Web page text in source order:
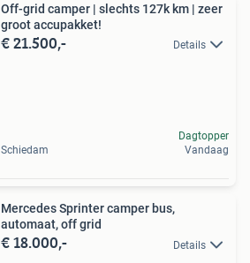
Off-grid camper | slechts 127k km | zeer
groot accupakket!
€ 21.500,- Details
Schiedam
Dagtopper
Vandaag
Mercedes Sprinter camper bus,
automaat, off grid
€ 18.000,- Details